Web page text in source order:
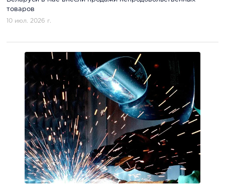
товаров
10 июл. 2026 г.